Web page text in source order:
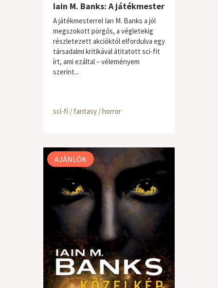
Iain M. Banks: A játékmester
A játékmesterrel Ian M. Banks a jól
megszokott pörgős, a végletekig
részletezett akcióktól elfordulva egy
társadalmi kritikával átitatott sci-fit
írt, ami ezáltal – véleményem
szerint...
sci-fi / fantasy / horror
AJÁNLÓK